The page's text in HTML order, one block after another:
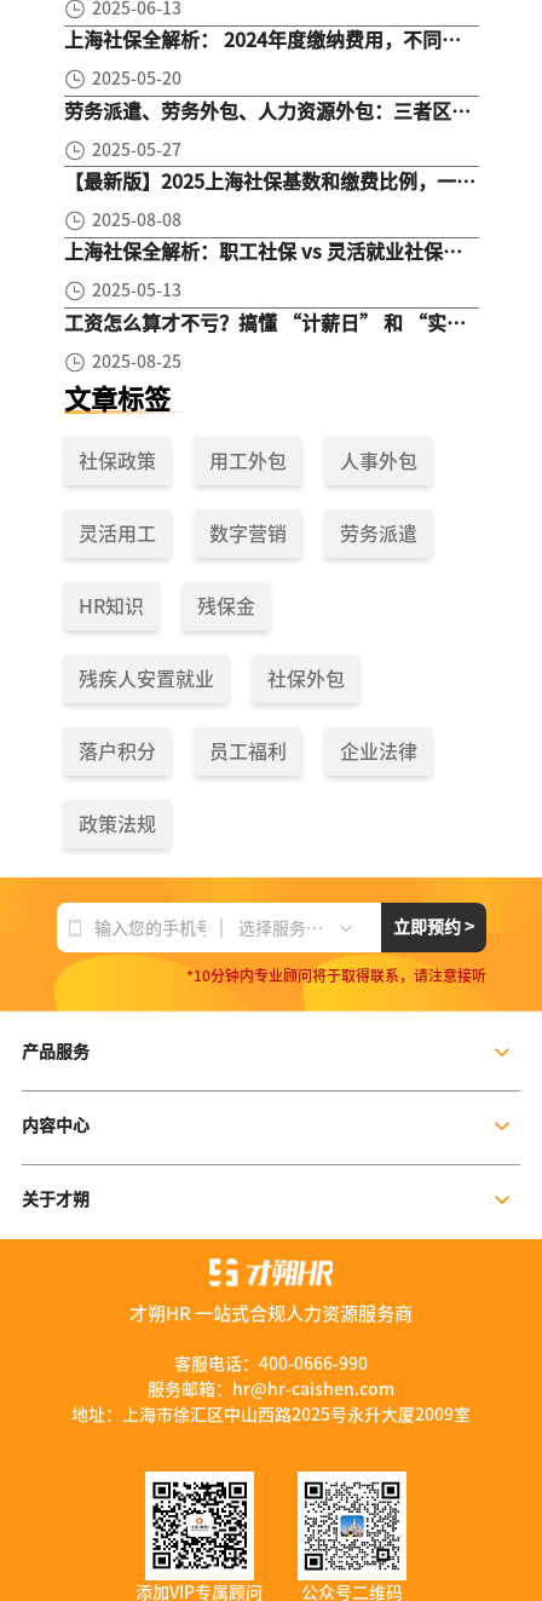
2025-06-13
上海社保全解析： 2024年度缴纳费用，不同人
2025-05-20
劳务派遣、劳务外包、人力资源外包：三者区
2025-05-27
【最新版】2025上海社保基数和缴费比例，一文
2025-08-08
上海社保全解析：职工社保 vs 灵活就业社保，
2025-05-13
工资怎么算才不亏？搞懂 “计薪日” 和 “实际
2025-08-25
文章标签
社保政策 用工外包 人事外包
灵活用工 数字营销 劳务派遣
HR知识 残保金
残疾人安置就业 社保外包
落户积分 员工福利 企业法律
政策法规
选择服务项目 立即预约 >
*10分钟内专业顾问将于取得联系，请注意接听
产品服务
企业社保服务
个人社保服务
残保金规划
内容中心
公司新闻
行业干货
关于才朔
公司介绍
才朔HR 一站式合规人力资源服务商
客服电话： 400-0666-990
服务邮箱：
hr@hr-caishen.com
地址：上海市徐汇区中山西路2025号永升大厦2009室
添加VIP专属顾问 公众号二维码